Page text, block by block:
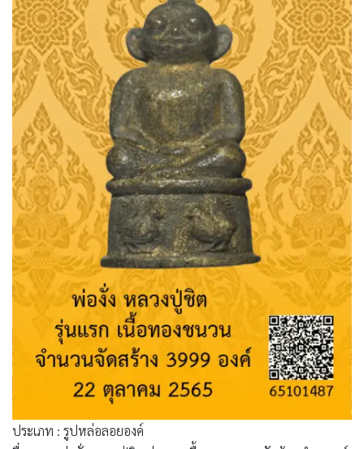
ประเภท : รูปหล่อลอยองค์